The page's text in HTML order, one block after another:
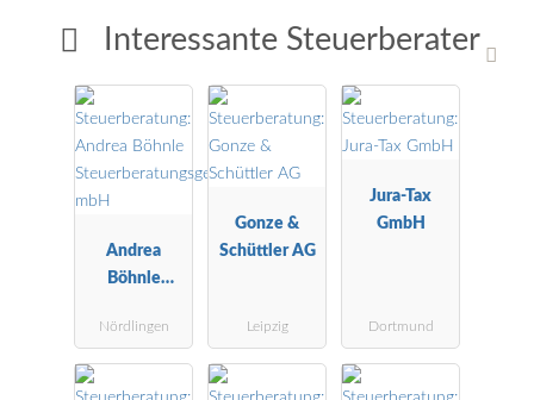
Interessante Steuerberater
Andrea
Böhnle
ngsgesellscha
ft mbH
Nördlingen
Gonze &
Schüttler AG
Leipzig
Jura-Tax
GmbH
Dortmund